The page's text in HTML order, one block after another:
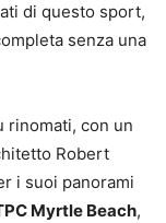
di questo sport,
senza una
rinomati, con un
Robert
i suoi panorami
Myrtle Beach,